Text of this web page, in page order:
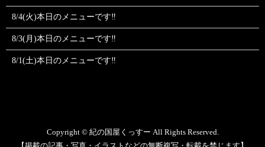
8/4(火)本日のメニューです‼️
8/3(月)本日のメニューです‼️
8/1(土)本日のメニューです‼️
Copyright © 紀の国屋くっすー All Rights Reserved.